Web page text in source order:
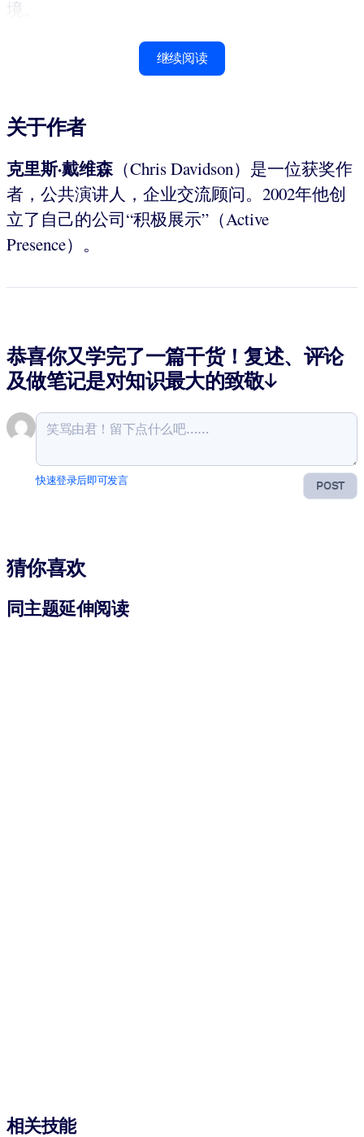
境。
继续阅读
关于作者
克里斯·戴维森（Chris Davidson）是一位获奖作
者，公共演讲人，企业交流顾问。2002年他创
立了自己的公司“积极展示”（Active
Presence）。
恭喜你又学完了一篇干货！复述、评论
及做笔记是对知识最大的致敬↓
POST
快速登录后即可发言
猜你喜欢
同主题延伸阅读
相关技能